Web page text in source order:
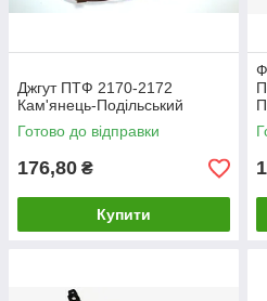
Джгут ПТФ 2170-2172
Кам'янець-Подільський
Готово до відправки
176,80 ₴
Купити